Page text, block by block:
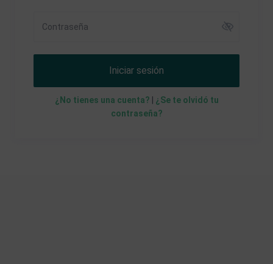
Iniciar sesión
¿No tienes una cuenta?
¿Se te olvidó tu
contraseña?